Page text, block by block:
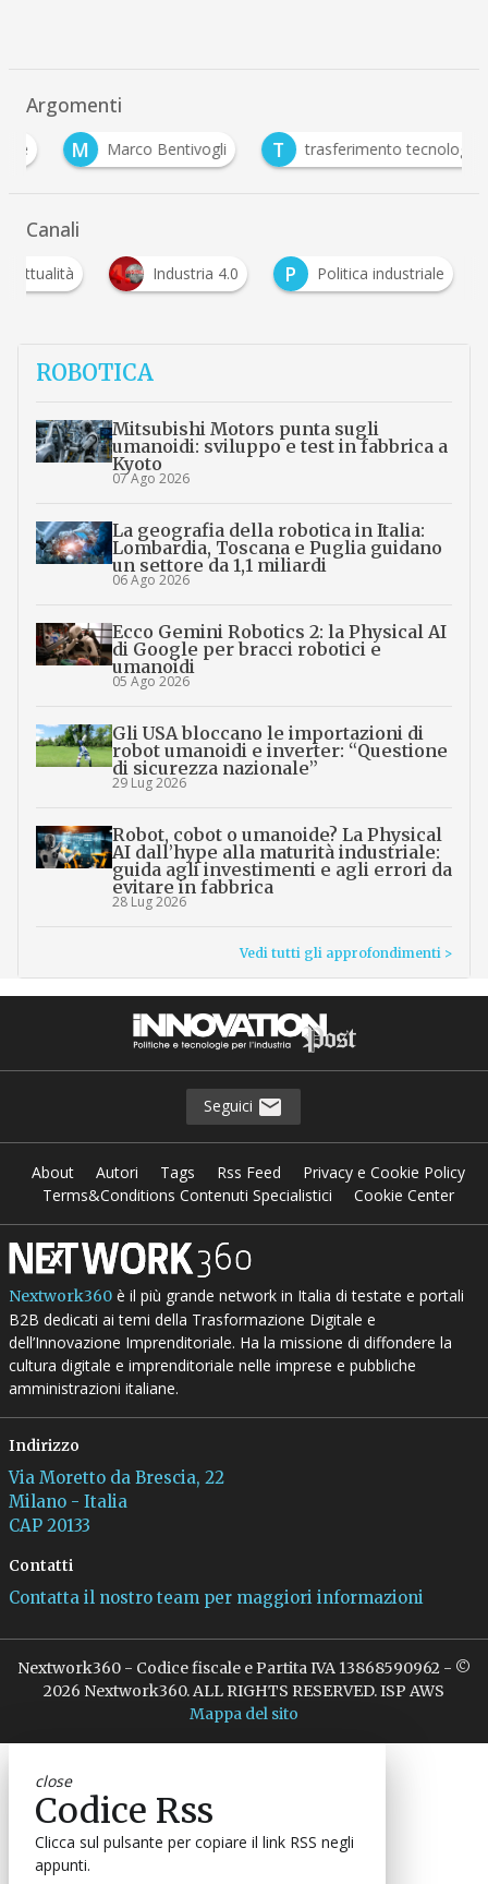
Argomenti
M
Marco Bentivogli trasferimento tecnologico
Canali
Attualità Industria 4.0 P Politica industriale
ROBOTICA
Mitsubishi Motors punta sugli
umanoidi: sviluppo e test in fabbrica a
Kyoto
07 Ago 2026
La geografia della robotica in Italia:
Lombardia, Toscana e Puglia guidano
un settore da 1,1 miliardi
06 Ago 2026
Ecco Gemini Robotics 2: la Physical AI
di Google per bracci robotici e
umanoidi
05 Ago 2026
Gli USA bloccano le importazioni di
robot umanoidi e inverter: “Questione
di sicurezza nazionale”
29 Lug 2026
Robot, cobot o umanoide? La Physical
AI dall’hype alla maturità industriale:
guida agli investimenti e agli errori da
evitare in fabbrica
28 Lug 2026
Vedi tutti gli approfondimenti >
Seguici
About Autori Tags Rss Feed
Privacy e Cookie Policy
Terms&Conditions Contenuti Specialistici
Cookie Center
Nextwork360è il più grande network in Italia di testate e portali
B2B dedicati ai temi della Trasformazione Digitale e
dell’Innovazione Imprenditoriale. Ha la missione di diffondere la
cultura digitale e imprenditoriale nelle imprese e pubbliche
amministrazioni italiane.
Indirizzo
Via Moretto da Brescia, 22
Milano - Italia
CAP 20133
Contatti
Contatta il nostro team per maggiori informazioni
Nextwork360 - Codice fiscale e Partita IVA 13868590962 - ©
2026 Nextwork360. ALL RIGHTS RESERVED. ISP AWS
Mappa del sito
close
Codice Rss
Clicca sul pulsante per copiare il link RSS negli
appunti.